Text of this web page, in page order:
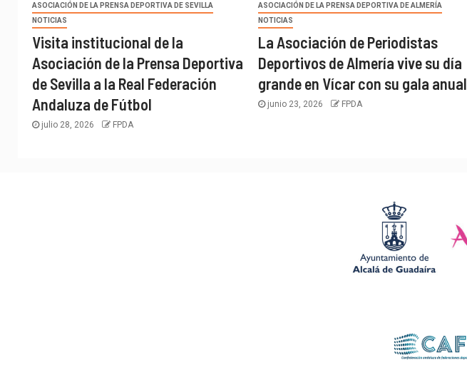
ASOCIACIÓN DE LA PRENSA DEPORTIVA DE SEVILLA
NOTICIAS
Visita institucional de la
Asociación de la Prensa Deportiva
de Sevilla a la Real Federación
Andaluza de Fútbol
julio 28, 2026 FPDA
ASOCIACIÓN DE LA PRENSA DEPORTIVA DE ALMERÍA
NOTICIAS
La Asociación de Periodistas
Deportivos de Almería vive su día
grande en Vícar con su gala anual
junio 23, 2026 FPDA